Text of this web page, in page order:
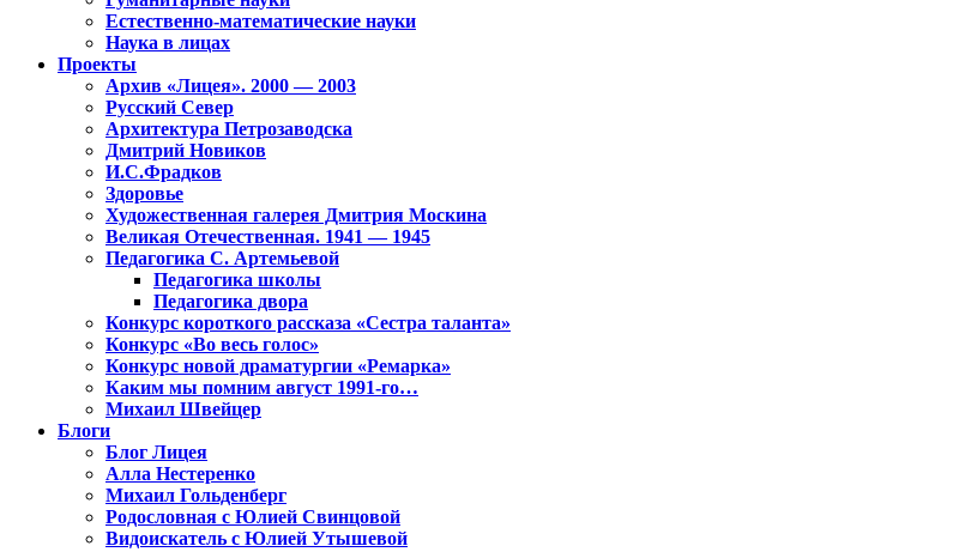
Естественно-математические науки
Наука в лицах
Проекты
Архив «Лицея». 2000 — 2003
Русский Север
Архитектура Петрозаводска
Дмитрий Новиков
И.С.Фрадков
Здоровье
Художественная галерея Дмитрия Москина
Великая Отечественная. 1941 — 1945
Педагогика С. Артемьевой
Педагогика школы
Педагогика двора
Конкурс короткого рассказа «Сестра таланта»
Конкурс «Во весь голос»
Конкурс новой драматургии «Ремарка»
Каким мы помним август 1991-го…
Михаил Швейцер
Блоги
Блог Лицея
Алла Нестеренко
Михаил Гольденберг
Родословная с Юлией Свинцовой
Видоискатель с Юлией Утышевой